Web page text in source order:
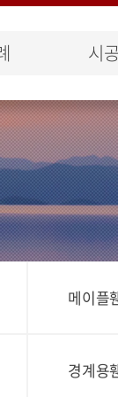
시
메이플
경계용